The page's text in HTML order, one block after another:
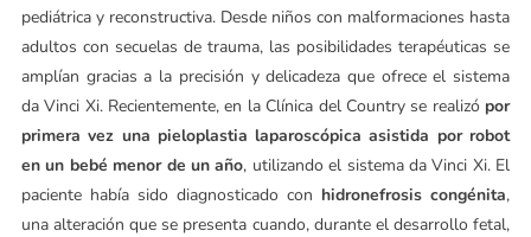
pediátrica y reconstructiva. Desde niños con malformaciones hasta
adultos con secuelas de trauma, las posibilidades terapéuticas se
amplían gracias a la precisión y delicadeza que ofrece el sistema
da Vinci Xi. Recientemente, en la Clínica del Country se realizó por
primera vez una pieloplastia laparoscópica asistida por robot
en un bebé menor de un año, utilizando el sistema da Vinci Xi. El
paciente había sido diagnosticado con hidronefrosis congénita,
una alteración que se presenta cuando, durante el desarrollo fetal,